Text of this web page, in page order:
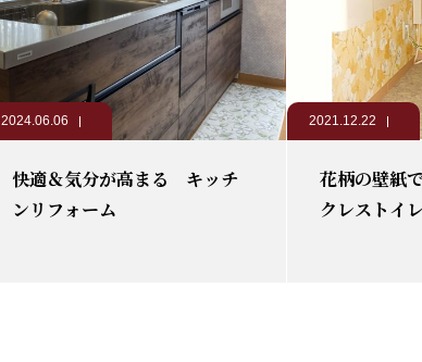
2024.06.06
快適＆気分が高まる キッチ
ンリフォーム
2021.12.22
花柄の壁紙
クレストイ